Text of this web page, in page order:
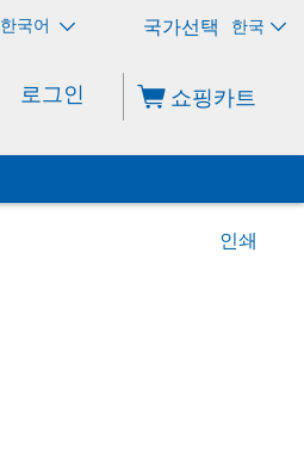
한국어 한국
로그인 쇼핑카트
인쇄